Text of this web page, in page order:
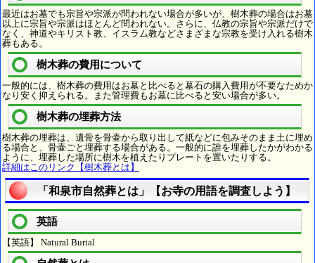
最近はお墓でも宗旨や宗派が問われない場合が多いが、樹木葬の場合はお墓
以上に宗旨や宗派はほとんど問われない。さらに、仏教の宗旨や宗派だけで
なく、神道やキリスト教、イスラム教などさまざまな宗教を受け入れる樹木
葬もある。
樹木葬の費用について
一般的には、樹木葬の費用はお墓と比べると墓石の購入費用が不要なためか
なり安く抑えられる。また管理費もお墓に比べると安い場合が多い。
樹木葬の埋葬方法
樹木葬の埋葬は、遺骨を骨壷から取り出して紙などに包みそのまま土に埋め
る場合と、骨壷ごと埋葬する場合がある。一般的に誰を埋葬したかがわかる
ように、埋葬した場所に樹木を植えたりプレートを置いたりする。
詳細はこのリンク【樹木葬とは】
「和泉市自然葬とは」【お寺の用語を調査しよう】
英語
【英語】 Natural Burial